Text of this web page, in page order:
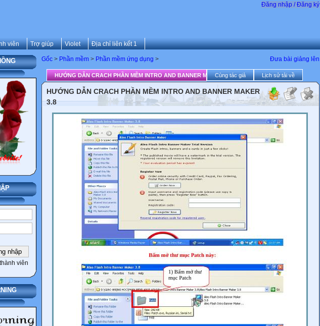
Đăng nhập / Đăng ký
viên Trợ giúp Violet Địa chỉ liên kết 1
viên
Đưa bài giảng lên
Gốc > Phần mềm > Phần mềm ứng dụng >
HƯỚNG DẪN CRACH PHẦN MỀM INTRO AND BANNER MAKER 3.8
Cùng tác giả Lịch sử tải về
HƯỚNG DẪN CRACH PHẦN MỀM INTRO AND BANNER MAKER
3.8